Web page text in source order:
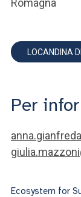
Romagna
LOCANDINA
Per
Ecosystem for